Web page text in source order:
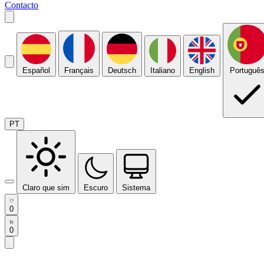
Contacto
Español Français Deutsch Italiano English Português
PT
Claro que sim Escuro Sistema
0
0